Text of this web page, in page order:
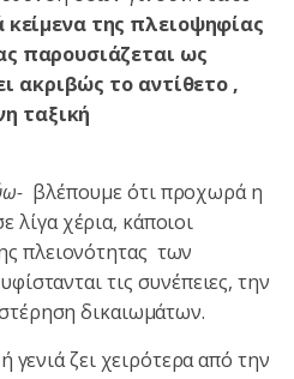
κείμενα της πλειοψηφίας
παρουσιάζεται ως
ακριβώς το αντίθετο ,
ταξική
βλέπουμε ότι προχωρά η
χέρια, κάποιοι
πλειονότητας των
τις συνέπειες, την
δικαιωμάτων.
γενιά ζει χειρότερα από την